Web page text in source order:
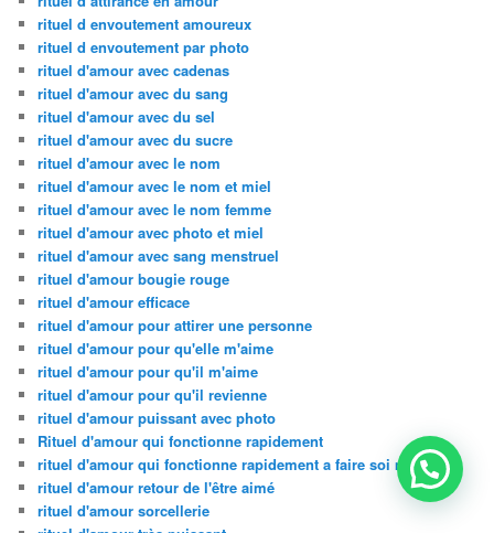
rituel d envoutement amoureux
rituel d envoutement par photo
rituel d'amour avec cadenas
rituel d'amour avec du sang
rituel d'amour avec du sel
rituel d'amour avec du sucre
rituel d'amour avec le nom
rituel d'amour avec le nom et miel
rituel d'amour avec le nom femme
rituel d'amour avec photo et miel
rituel d'amour avec sang menstruel
rituel d'amour bougie rouge
rituel d'amour efficace
rituel d'amour pour attirer une personne
rituel d'amour pour qu'elle m'aime
rituel d'amour pour qu'il m'aime
rituel d'amour pour qu'il revienne
rituel d'amour puissant avec photo
Rituel d'amour qui fonctionne rapidement
rituel d'amour qui fonctionne rapidement a faire soi meme
rituel d'amour retour de l'être aimé
rituel d'amour sorcellerie